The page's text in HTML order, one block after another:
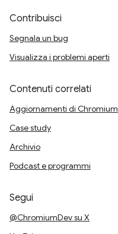
Contribuisci
Segnala un bug
Visualizza i problemi aperti
Contenuti correlati
Aggiornamenti di Chromium
Case study
Archivio
Podcast e programmi
Segui
@ChromiumDev su X